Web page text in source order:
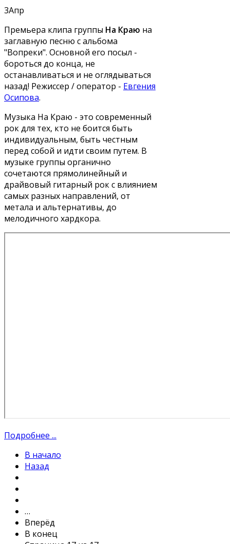
3Апр
Премьера клипа группы На Краю на
заглавную песню с альбома
"Вопреки". Основной его посыл -
бороться до конца, не
останавливаться и не оглядываться
назад! Режиссер / оператор - Евгения
Осипова.
Музыка На Краю - это современный
рок для тех, кто не боится быть
индивидуальным, быть честным
перед собой и идти своим путем. В
музыке группы органично
сочетаются прямолинейный и
драйвовый гитарный рок с влиянием
самых разных направлений, от
метала и альтернативы, до
мелодичного хардкора.
Подробнее ...
В начало
Назад
…
Вперёд
В конец